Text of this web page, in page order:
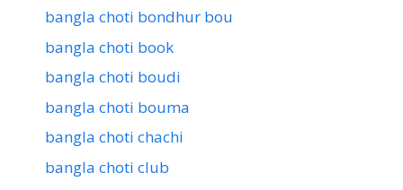
bangla choti bondhur bou
bangla choti book
bangla choti boudi
bangla choti bouma
bangla choti chachi
bangla choti club